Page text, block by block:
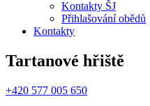
Kontakty ŠJ
Přihlašování obědů
Kontakty
Tartanové hřiště
+420 577 005 650